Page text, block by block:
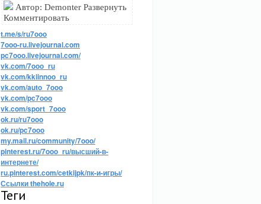
Автор: Demonter Развернуть
Комментировать
t.me/s/ru7ooo
7ooo-ru.livejournal.com
pc7ooo.livejournal.com/
vk.com/7ooo_ru
vk.com/kkiinnoo_ru
vk.com/auto_7ooo
vk.com/pc7ooo
vk.com/sport_7ooo
ok.ru/ru7ooo
ok.ru/pc7ooo
my.mail.ru/community/7ooo/
pinterest.ru/7ooo_ru/высший-в-
интернете/
ru.pinterest.com/cetkijpk/пк-и-игры/
Ссылки thehole.ru
Теги